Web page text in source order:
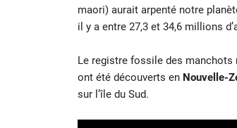
maori) aurait arpenté notre
il y a entre 27,3 et 34,6 millions
Le registre fossile des manchots
ont été découverts en Nouvelle-
sur l’île du Sud.